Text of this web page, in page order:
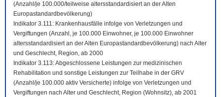
(Anzahl/je 100.000/teilweise altersstandardisiert an der Alten
Europastandardbevölkerung)
Indikator 3.111: Krankenhausfälle infolge von Verletzungen und
Vergiftungen (Anzahl, je 100.000 Einwohner, je 100.000 Einwohner
altersstandardisiert an der Alten Europastandardbevölkerung) nach Alter
und Geschlecht, Region, ab 2000
Indikator 3.113: Abgeschlossene Leistungen zur medizinischen
Rehabilitation und sonstige Leistungen zur Teilhabe in der GRV
(Anzahl/je 100.000 aktiv Versicherte) infolge von Verletzungen und
Vergiftungen nach Alter und Geschlecht, Region (Wohnsitz), ab 2001